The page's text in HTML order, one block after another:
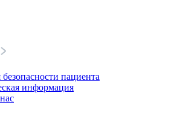
безопасности пациента
информация